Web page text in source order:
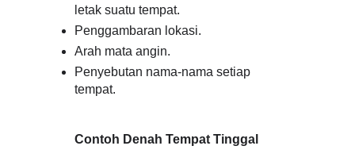
letak suatu tempat.
Penggambaran lokasi.
Arah mata angin.
Penyebutan nama-nama setiap
tempat.
Contoh Denah Tempat Tinggal